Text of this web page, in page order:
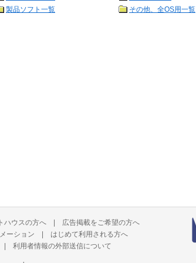
製品ソフト一覧 その他、全OS用一覧
ハウスの方へ | 広告掲載をご希望の方へ
ーション | はじめて利用される方へ
| 利用者情報の外部送信について